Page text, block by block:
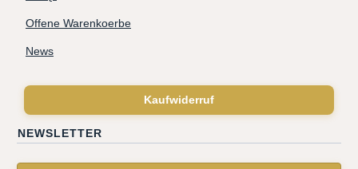
Offene Warenkoerbe
News
Kaufwiderruf
NEWSLETTER